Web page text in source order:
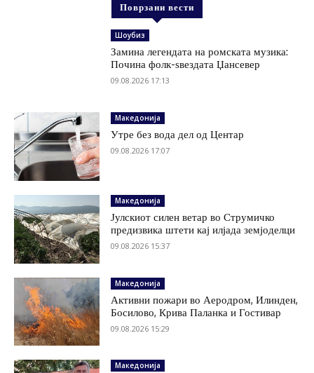
Поврзани вести
Шоубиз
Замина легендата на ромската музика:
Почина фолк-ѕвездата Џансевер
09.08.2026 17:13
Македонија
Утре без вода дел од Центар
09.08.2026 17:07
Македонија
Јулскиот силен ветар во Струмичко
предизвика штети кај илјада земјоделци
09.08.2026 15:37
Македонија
Активни пожари во Аеродром, Илинден,
Босилово, Крива Паланка и Гостивар
09.08.2026 15:29
Македонија